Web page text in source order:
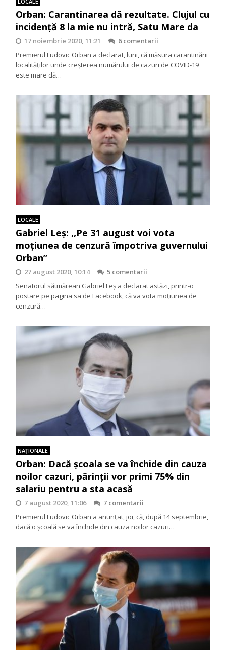
Orban: Carantinarea dă rezultate. Clujul cu
incidenţă 8 la mie nu intră, Satu Mare da
17 noiembrie 2020, 11:21
6 comentarii
Premierul Ludovic Orban a declarat, luni, că măsura carantinării
localităţilor unde creşterea numărului de cazuri de COVID-19
este mare dă…
LOCALE
Gabriel Leș: ,,Pe 31 august voi vota
moțiunea de cenzură împotriva guvernului
Orban”
27 august 2020, 10:14
5 comentarii
Senatorul sătmărean Gabriel Leș a declarat astăzi, printr-o
postare pe pagina sa de Facebook, că va vota moțiunea de
cenzură…
NAŢIONALE
Orban: Dacă școala se va închide din cauza
noilor cazuri, părinții vor primi 75% din
salariu pentru a sta acasă
7 august 2020, 11:06
7 comentarii
Premierul Ludovic Orban a anunțat, joi, că, după 14 septembrie,
dacă o școală se va închide din cauza noilor cazuri…